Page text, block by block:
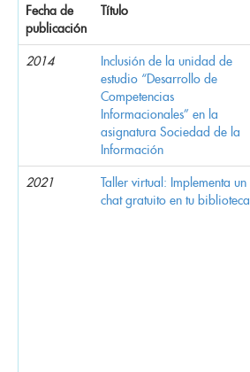
Fecha de
publicación
Título
2014
Inclusión de la unidad de
estudio “Desarrollo de
Competencias
Informacionales” en la
asignatura Sociedad de la
Información
2021
Taller virtual: Implementa un
chat gratuito en tu biblioteca